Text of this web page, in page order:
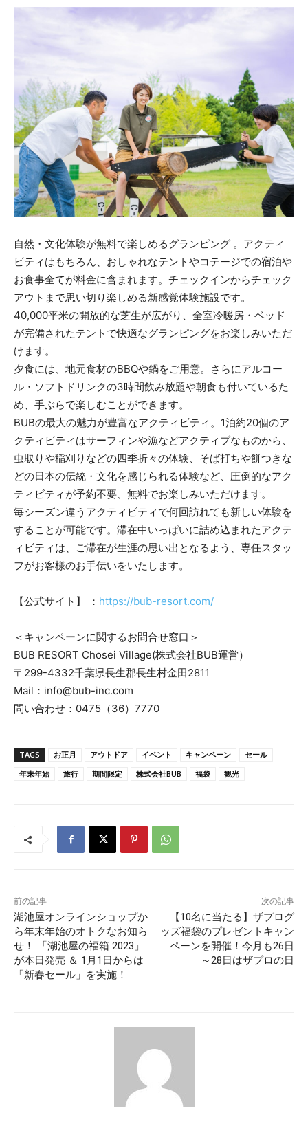
自然・文化体験が無料で楽しめるグランピング 。アクティ
ビティはもちろん、おしゃれなテントやコテージでの宿泊や
お食事全てが料金に含まれます。チェックインからチェック
アウトまで思い切り楽しめる新感覚体験施設です。
40,000平米の開放的な芝生が広がり、全室冷暖房・ベッド
が完備されたテントで快適なグランピングをお楽しみいただ
けます。
夕食には、地元食材のBBQや鍋をご用意。さらにアルコー
ル・ソフトドリンクの3時間飲み放題や朝食も付いているた
め、手ぶらで楽しむことができます。
BUBの最大の魅力が豊富なアクティビティ。1泊約20個のア
クティビティはサーフィンや漁などアクティブなものから、
虫取りや稲刈りなどの四季折々の体験、そば打ちや餅つきな
どの日本の伝統・文化を感じられる体験など、圧倒的なアク
ティビティが予約不要、無料でお楽しみいただけます。
毎シーズン違うアクティビティで何回訪れても新しい体験を
することが可能です。滞在中いっぱいに詰め込まれたアクテ
ィビティは、ご滞在が生涯の思い出となるよう、専任スタッ
フがお客様のお手伝いをいたします。
【公式サイト】 ： https://bub-resort.com/
＜キャンペーンに関するお問合せ窓口＞
BUB RESORT Chosei Village(株式会社BUB運営）
〒299-4332千葉県長生郡長生村金田2811
Mail：info@bub-inc.com
問い合わせ：0475（36）7770
TAGS お正月 アウトドア イベント キャンペーン
セール
年末年始
旅行 期間限定 株式会社BUB 福袋 観光
前の記事
湖池屋オンラインショップか
ら年末年始のオトクなお知ら
せ！ 「湖池屋の福箱 2023」
が本日発売 ＆ 1月1日からは
「新春セール」を実施！
次の記事
【10名に当たる】ザプログ
ッズ福袋のプレゼントキャン
ペーンを開催！今月も26日
～28日はザプロの日